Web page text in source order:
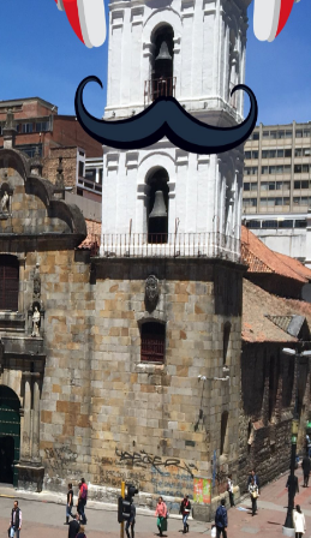
que el Moto G24 Power
de 4GB o 6GB de RAM,
su capacidad...